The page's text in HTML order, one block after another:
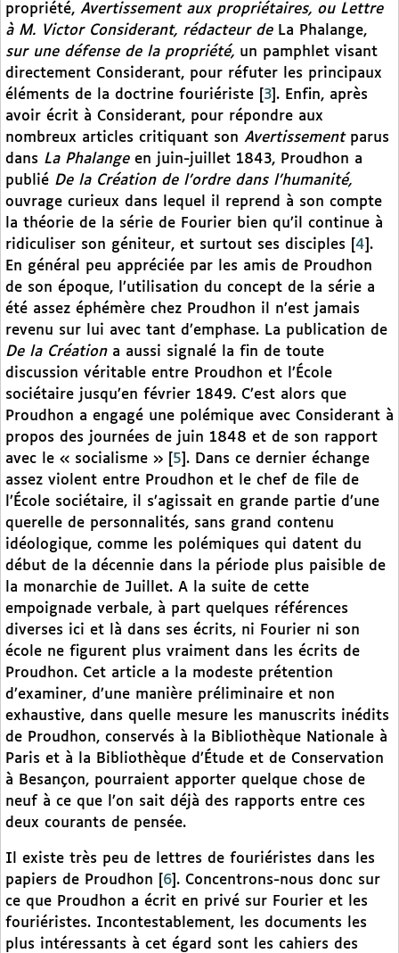
propriété, Avertissement aux propriétaires, ou Lettre
à M. Victor Considerant, rédacteur deLa Phalange,
sur une défense de la propriété, un pamphlet visant
directement Considerant, pour réfuter les principaux
éléments de la doctrine fouriériste
3 . Enfin, après
avoir écrit à Considerant, pour répondre aux
nombreux articles critiquant son Avertissementparus
dans La Phalangeen juin-juillet 1843, Proudhon a
publié De la Création de l’ordre dans l’humanité,
ouvrage curieux dans lequel il reprend à son compte
la théorie de la série de Fourier bien qu’il continue à
ridiculiser son géniteur, et surtout ses disciples
4 .
En général peu appréciée par les amis de Proudhon
de son époque, l’utilisation du concept de la série a
été assez éphémère chez Proudhon il n’est jamais
revenu sur lui avec tant d’emphase. La publication de
De la Créationa aussi signalé la fin de toute
discussion véritable entre Proudhon et l’École
sociétaire jusqu’en février 1849. C’est alors que
Proudhon a engagé une polémique avec Considerant à
propos des journées de juin 1848 et de son rapport
avec le « socialisme »
5 . Dans ce dernier échange
assez violent entre Proudhon et le chef de file de
l’École sociétaire, il s’agissait en grande partie d’une
querelle de personnalités, sans grand contenu
idéologique, comme les polémiques qui datent du
début de la décennie dans la période plus paisible de
la monarchie de Juillet. A la suite de cette
empoignade verbale, à part quelques références
diverses ici et là dans ses écrits, ni Fourier ni son
école ne figurent plus vraiment dans les écrits de
Proudhon. Cet article a la modeste prétention
d’examiner, d’une manière préliminaire et non
exhaustive, dans quelle mesure les manuscrits inédits
de Proudhon, conservés à la Bibliothèque Nationale à
Paris et à la Bibliothèque d’Étude et de Conservation
à Besançon, pourraient apporter quelque chose de
neuf à ce que l’on sait déjà des rapports entre ces
deux courants de pensée.
Il existe très peu de lettres de fouriéristes dans les
papiers de Proudhon
6 . Concentrons-nous donc sur
ce que Proudhon a écrit en privé sur Fourier et les
fouriéristes. Incontestablement, les documents les
plus intéressants à cet égard sont les cahiers des